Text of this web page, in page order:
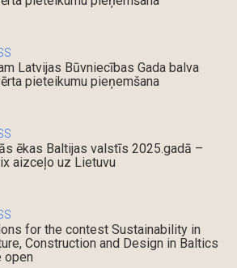
Latvijas Būvniecības Gada balva
pieteikumu pieņemšana
ēkas Baltijas valstīs 2025.gadā –
aizceļo uz Lietuvu
for the contest Sustainability in
Construction and Design in Baltics
open